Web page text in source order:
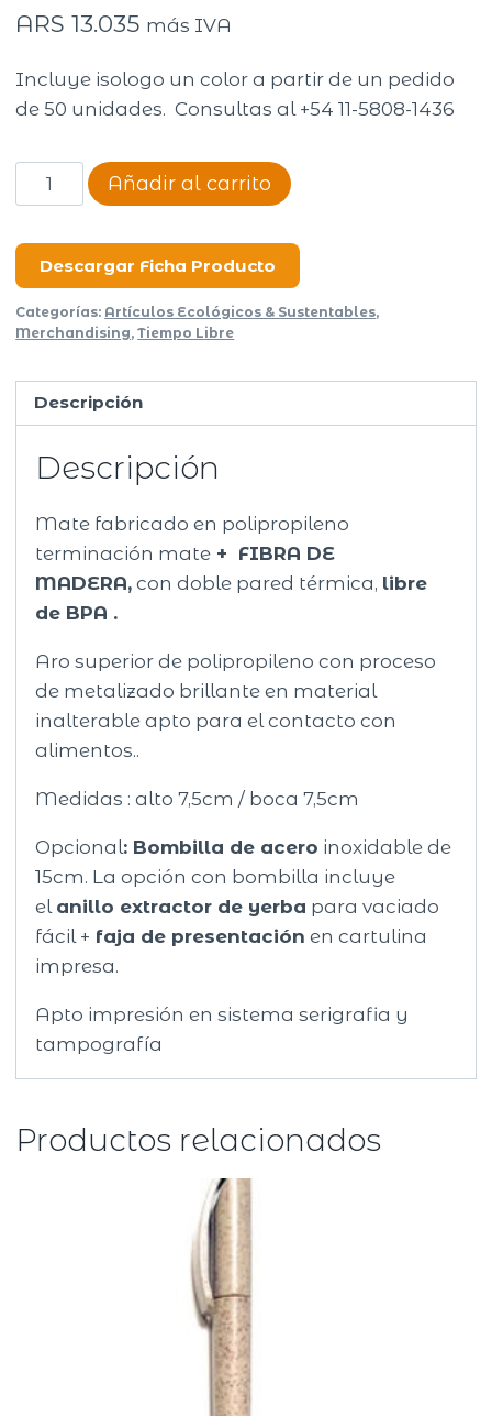
ARS 13.035 más IVA
Incluye isologo un color a partir de un pedido
de 50 unidades. Consultas al +54 11-5808-1436
Mate
Silver
Sustentable
cantidad
Añadir al carrito
Descargar Ficha Producto
Categorías: Artículos Ecológicos & Sustentables,
Merchandising,Tiempo Libre
Descripción
Descripción
Mate fabricado en polipropileno
terminación mate + FIBRA DE
MADERA, con doble pared térmica, libre
de BPA .
Aro superior de polipropileno con proceso
de metalizado brillante en material
inalterable apto para el contacto con
alimentos..
Medidas : alto 7,5cm / boca 7,5cm
Opcional: Bombilla de acero inoxidable de
15cm. La opción con bombilla incluye
el anillo extractor de yerba para vaciado
fácil + faja de presentación en cartulina
impresa.
Apto impresión en sistema serigrafia y
tampografía
Productos relacionados